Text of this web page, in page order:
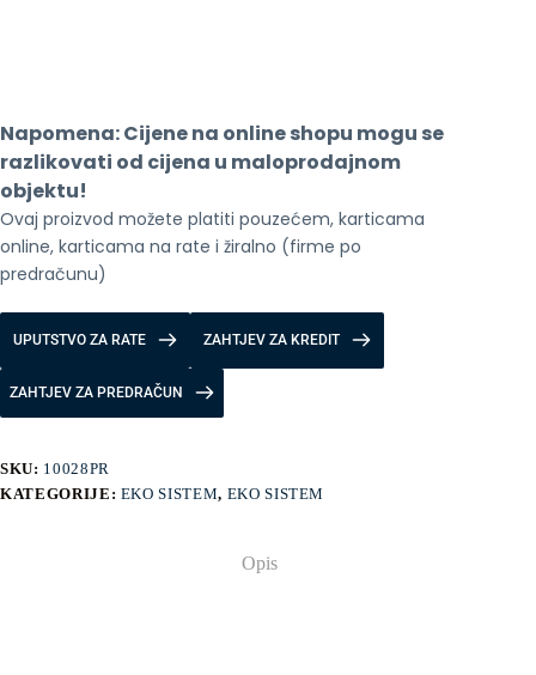
Napomena: Cijene na online shopu mogu se
razlikovati od cijena u maloprodajnom
objektu!
Ovaj proizvod možete platiti pouzećem, karticama
online, karticama na rate i žiralno (firme po
predračunu)
UPUTSTVO ZA RATE ZAHTJEV ZA KREDIT
ZAHTJEV ZA PREDRAČUN
SKU: 10028PR
KATEGORIJE: EKO SISTEM, EKO SISTEM
Opis